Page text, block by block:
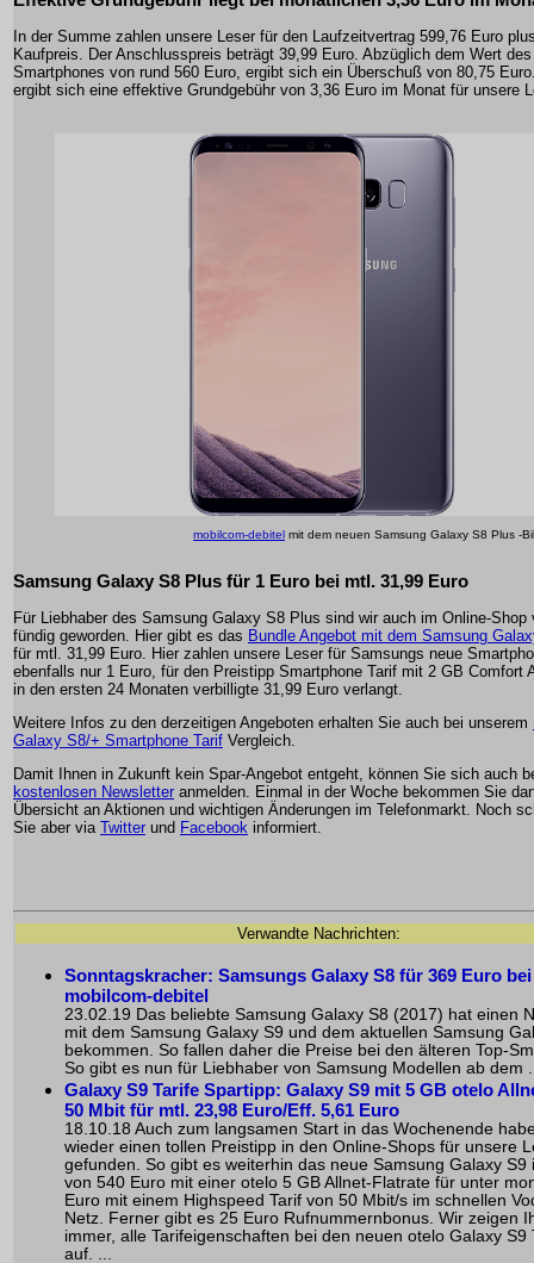
In der Summe zahlen unsere Leser für den Laufzeitvertrag 599,76 Euro
Kaufpreis. Der Anschlusspreis beträgt 39,99 Euro. Abzüglich dem Wert des
Smartphones von rund 560 Euro, ergibt sich ein Überschuß von 80,75
ergibt sich eine effektive Grundgebühr von 3,36 Euro im Monat für unsere
mobilcom-debitel mit dem neuen Samsung Galaxy S8 Plus -
Samsung Galaxy S8 Plus für 1 Euro bei mtl. 31,99 Euro
Für Liebhaber des Samsung Galaxy S8 Plus sind wir auch im Online-Shop
fündig geworden. Hier gibt es das Bundle Angebot mit dem Samsung
für mtl. 31,99 Euro. Hier zahlen unsere Leser für Samsungs neue
ebenfalls nur 1 Euro, für den Preistipp Smartphone Tarif mit 2 GB Comfort
in den ersten 24 Monaten verbilligte 31,99 Euro verlangt.
Weitere Infos zu den derzeitigen Angeboten erhalten Sie auch bei unserem
Galaxy S8/+ Smartphone Tarif Vergleich.
Damit Ihnen in Zukunft kein Spar-Angebot entgeht, können Sie sich auch
kostenlosen Newsletter anmelden. Einmal in der Woche bekommen Sie
Übersicht an Aktionen und wichtigen Änderungen im Telefonmarkt. Noch
Sie aber via Twitter und Facebook informiert.
Verwandte Nachrichten:
Sonntagskracher: Samsungs Galaxy S8 für 369 Euro bei
mobilcom-debitel
23.02.19 Das beliebte Samsung Galaxy S8 (2017) hat einen
mit dem Samsung Galaxy S9 und dem aktuellen Samsung
bekommen. So fallen daher die Preise bei den älteren Top-
So gibt es nun für Liebhaber von Samsung Modellen ab dem
Galaxy S9 Tarife Spartipp: Galaxy S9 mit 5 GB otelo
50 Mbit für mtl. 23,98 Euro/Eff. 5,61 Euro
18.10.18 Auch zum langsamen Start in das Wochenende
wieder einen tollen Preistipp in den Online-Shops für unsere
gefunden. So gibt es weiterhin das neue Samsung Galaxy S9
von 540 Euro mit einer otelo 5 GB Allnet-Flatrate für unter
Euro mit einem Highspeed Tarif von 50 Mbit/s im schnellen
Netz. Ferner gibt es 25 Euro Rufnummernbonus. Wir zeigen
immer, alle Tarifeigenschaften bei den neuen otelo Galaxy S9
auf. ...